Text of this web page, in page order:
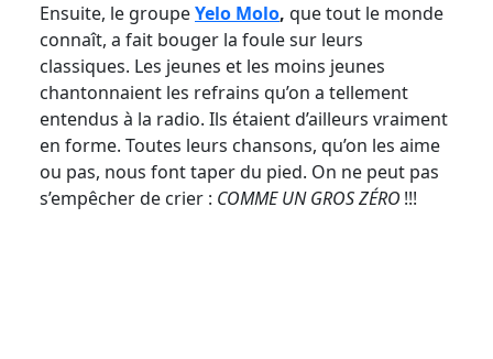
Ensuite, le groupeYelo Molo, que tout le monde
connaît, a fait bouger la foule sur leurs
classiques. Les jeunes et les moins jeunes
chantonnaient les refrains qu’on a tellement
entendus à la radio. Ils étaient d’ailleurs vraiment
en forme. Toutes leurs chansons, qu’on les aime
ou pas, nous font taper du pied. On ne peut pas
s’empêcher de crier : COMME UN GROS ZÉRO !!!